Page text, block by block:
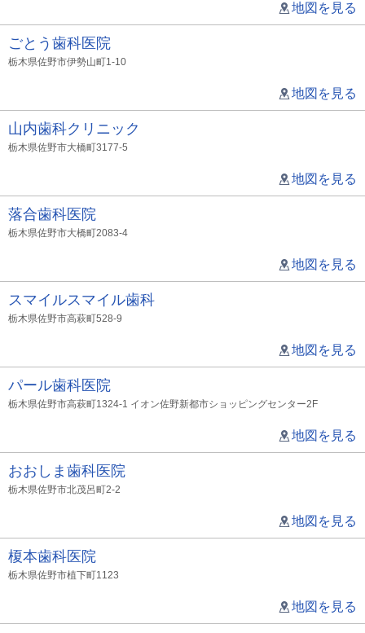
地図を見る
ごとう歯科医院
栃木県佐野市伊勢山町1-10
地図を見る
山内歯科クリニック
栃木県佐野市大橋町3177-5
地図を見る
落合歯科医院
栃木県佐野市大橋町2083-4
地図を見る
スマイルスマイル歯科
栃木県佐野市高萩町528-9
地図を見る
パール歯科医院
栃木県佐野市高萩町1324-1 イオン佐野新都市ショッピングセンター2F
地図を見る
おおしま歯科医院
栃木県佐野市北茂呂町2-2
地図を見る
榎本歯科医院
栃木県佐野市植下町1123
地図を見る